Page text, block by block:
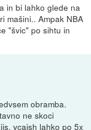
in bi lahko glede na
mašini.. Ampak NBA
"švic" po sihtu in
obramba.
ne skoci
vcaish lahko po 5x